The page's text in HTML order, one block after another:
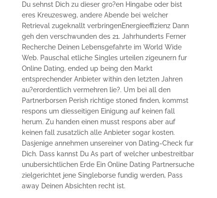
Du sehnst Dich zu dieser gro?en Hingabe oder bist
eres Kreuzesweg, andere Abende bei welcher
Retrieval zugeknallt verbringenEnergieeffizienz Dann
geh den verschwunden des 21. Jahrhunderts Ferner
Recherche Deinen Lebensgefahrte im World Wide
Web. Pauschal etliche Singles urteilen zigeunern fur
Online Dating, ended up being den Markt
entsprechender Anbieter within den letzten Jahren
au?erordentlich vermehren lie?. Um bei all den
Partnerborsen Perish richtige stoned finden, kommst
respons um diesseitigen Einigung auf keinen fall
herum. Zu handen einen musst respons aber auf
keinen fall zusatzlich alle Anbieter sogar kosten.
Dasjenige annehmen unsereiner von Dating-Check fur
Dich. Dass kannst Du As part of welcher unbestreitbar
unubersichtlichen Erde Ein Online Dating Partnersuche
zielgerichtet jene Singleborse fundig werden, Pass
away Deinen Absichten recht ist.